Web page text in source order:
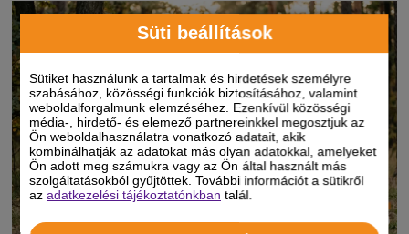
Süti beállítások
Sütiket használunk a tartalmak és hirdetések személyre
szabásához, közösségi funkciók biztosításához, valamint
weboldalforgalmunk elemzéséhez. Ezenkívül közösségi
média-, hirdető- és elemező partnereinkkel megosztjuk az
Ön weboldalhasználatra vonatkozó adatait, akik
kombinálhatják az adatokat más olyan adatokkal, amelyeket
Ön adott meg számukra vagy az Ön által használt más
szolgáltatásokból gyűjtöttek. További információt a sütikről
azadatkezelési tájékoztatónkban talál.